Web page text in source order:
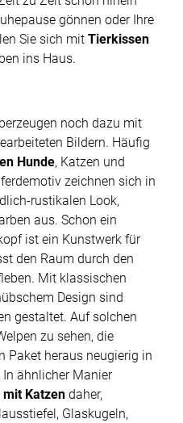
gönnen oder Ihre
Sie sich mit Tierkissen
ins Haus.
noch dazu mit
Bildern. Häufig
Hunde, Katzen und
zeichnen sich in
rustikalen Look,
aus. Schon ein
ist ein Kunstwerk für
den Raum durch den
Mit klassischen
Design sind
gestaltet. Auf solchen
zu sehen, die
Paket heraus neugierig in
ähnlicher Manier
Katzen daher,
Glaskugeln,